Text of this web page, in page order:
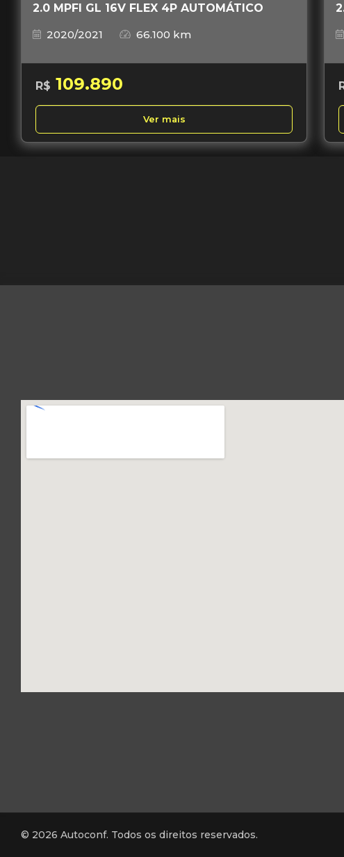
2.0 MPFI GL 16V FLEX 4P AUTOMÁTICO
2020/2021
66.100 km
R$ 109.890
Ver mais
© 2026 Autoconf. Todos os direitos reservados.